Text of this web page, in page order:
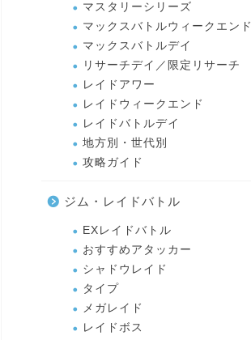
マスタリーシリーズ
マックスバトルウィークエンド
マックスバトルデイ
リサーチデイ／限定リサーチ
レイドアワー
レイドウィークエンド
レイドバトルデイ
地方別・世代別
攻略ガイド
ジム・レイドバトル
EXレイドバトル
おすすめアタッカー
シャドウレイド
タイプ
メガレイド
レイドボス